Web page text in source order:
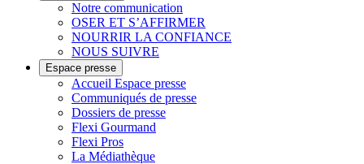
Notre communication
OSER ET S’AFFIRMER
NOURRIR LA CONFIANCE
NOUS SUIVRE
Espace presse
Accueil Espace presse
Communiqués de presse
Dossiers de presse
Flexi Gourmand
Flexi Pros
La Médiathèque